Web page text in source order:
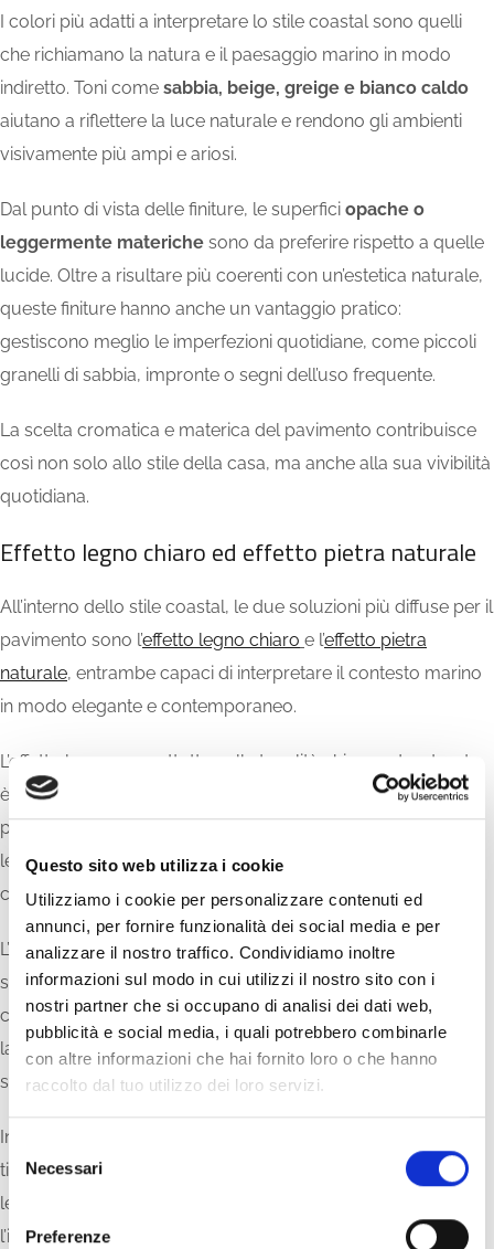
Questo sito web utilizza i cookie
Utilizziamo i cookie per personalizzare contenuti ed
annunci, per fornire funzionalità dei social media e per
analizzare il nostro traffico. Condividiamo inoltre
informazioni sul modo in cui utilizzi il nostro sito con i
nostri partner che si occupano di analisi dei dati web,
pubblicità e social media, i quali potrebbero combinarle
con altre informazioni che hai fornito loro o che hanno
raccolto dal tuo utilizzo dei loro servizi.
e
l
e
Necessari
Preferenze
I colori più adatti a interpretare lo stile coastal sono quelli
che richiamano la natura e il paesaggio marino in modo
indiretto. Toni come sabbia, beige, greige e bianco caldo
aiutano a riflettere la luce naturale e rendono gli ambienti
visivamente più ampi e ariosi.
Dal punto di vista delle finiture, le superfici opache o
leggermente materiche sono da preferire rispetto a quelle
lucide. Oltre a risultare più coerenti con un’estetica naturale,
queste finiture hanno anche un vantaggio pratico:
gestiscono meglio le imperfezioni quotidiane, come piccoli
granelli di sabbia, impronte o segni dell’uso frequente.
La scelta cromatica e materica del pavimento contribuisce
così non solo allo stile della casa, ma anche alla sua vivibilità
quotidiana.
Effetto legno chiaro ed effetto pietra naturale
All’interno dello stile coastal, le due soluzioni più diffuse per il
pavimento sono l’effetto legno chiaro e l’effetto pietra
naturale, entrambe capaci di interpretare il contesto marino
in modo elegante e contemporaneo.
L’effetto legno, soprattutto nelle tonalità chiare e desaturate,
è ideale per creare ambienti accoglienti e rilassati. Funziona
particolarmente bene nelle zone giorno e nelle camere da
letto, dove contribuisce a trasmettere una sensazione di
comfort e informalità.
L’effetto pietra, invece, richiama il paesaggio mediterraneo e
si presta a spazi più ampi, zone di passaggio o ambienti in
continuità con l’esterno. È una scelta spesso apprezzata per
la sua capacità di risultare fresca, luminosa e visivamente
stabile.
In entrambi i casi, il pavimento dialoga con arredi e tessili
tipici dello stile coastal — fibre naturali, legni chiari, tessuti
leggeri — diventando il filo conduttore che tiene insieme
l’intero progetto della casa al mare.